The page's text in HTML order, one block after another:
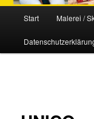
Start Malerei /